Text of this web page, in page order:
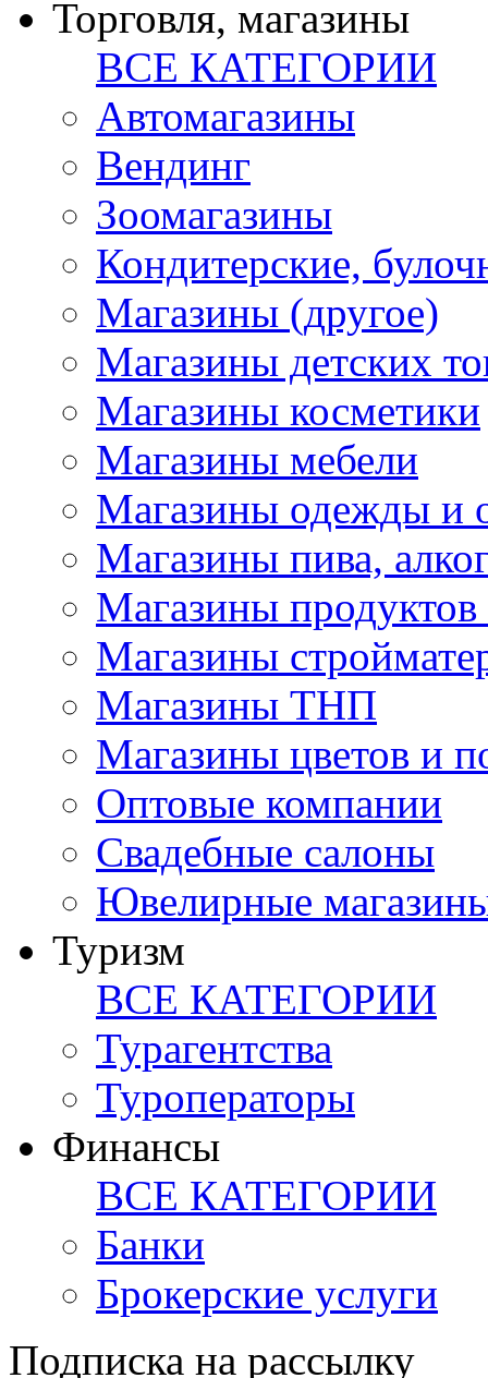
Торговля, магазины
ВСЕ КАТЕГОРИИ
Автомагазины
Вендинг
Зоомагазины
Кондитерские,
Магазины (другое)
Магазины детских
Магазины косметики
Магазины мебели
Магазины одежды и
Магазины пива,
Магазины продуктов
Магазины
Магазины ТНП
Магазины цветов и
Оптовые компании
Свадебные салоны
Ювелирные
Туризм
ВСЕ КАТЕГОРИИ
Турагентства
Туроператоры
Финансы
ВСЕ КАТЕГОРИИ
Банки
Брокерские услуги
Подписка на рассылку